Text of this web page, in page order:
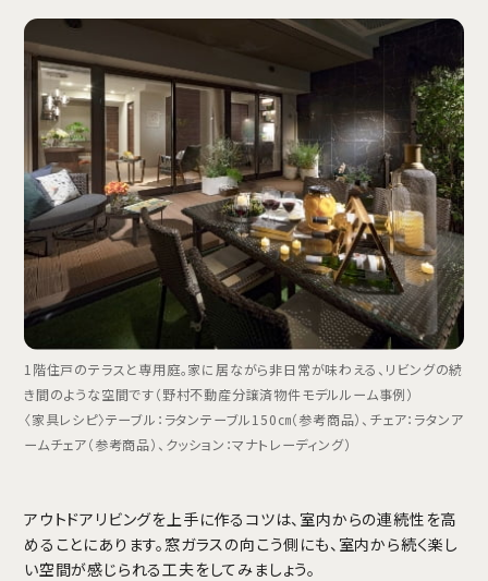
1階住戸のテラスと専用庭。家に居ながら非日常が味わえる、リビングの続
き間のような空間です（野村不動産分譲済物件モデルルーム事例）
〈家具レシピ〉テーブル：ラタンテーブル150㎝（参考商品）、チェア：ラタンア
ームチェア（参考商品）、クッション：マナトレーディング）
アウトドアリビングを上手に作るコツは、室内からの連続性を高
めることにあります。窓ガラスの向こう側にも、室内から続く楽し
い空間が感じられる工夫をしてみましょう。